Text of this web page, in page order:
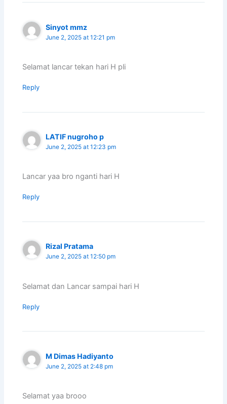
Sinyot mmz
June 2, 2025 at 12:21 pm
Selamat lancar tekan hari H pli
Reply
LATIF nugroho p
June 2, 2025 at 12:23 pm
Lancar yaa bro nganti hari H
Reply
Rizal Pratama
June 2, 2025 at 12:50 pm
Selamat dan Lancar sampai hari H
Reply
M Dimas Hadiyanto
June 2, 2025 at 2:48 pm
Selamat yaa brooo